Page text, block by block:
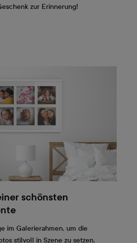
zur Erinnerung!
schönsten
im Galerierahmen, um die
stilvoll in Szene zu setzen.